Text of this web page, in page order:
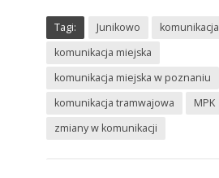
Tagi: Junikowo
komunikacja
komunikacja miejska
komunikacja miejska w poznaniu
komunikacja tramwajowa
MPK
zmiany w komunikacji